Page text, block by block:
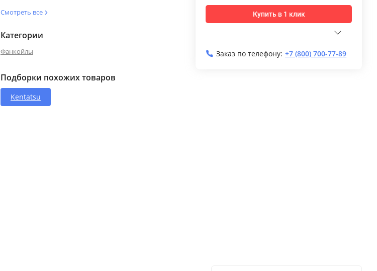
Смотреть все
Категории
Фанкойлы
Подборки похожих товаров
Kentatsu
Купить в 1 клик
Заказ по телефону: +7 (800) 700-77-89